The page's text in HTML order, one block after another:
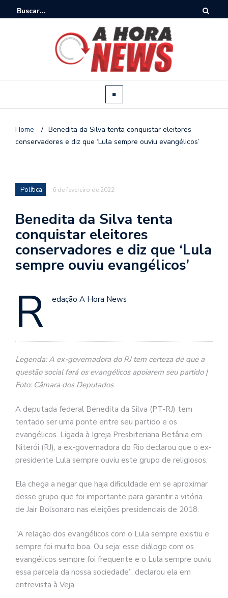
Home / Benedita da Silva tenta conquistar eleitores
conservadores e diz que ‘Lula sempre ouviu evangélicos’
Política 6 de fevereiro de 2022
Benedita da Silva tenta
conquistar eleitores
conservadores e diz que ‘Lula
sempre ouviu evangélicos’
R edação A Hora News
Legenda: A ex-governadora do RJ tem certeza de que a
questão social fará os evangélicos apoiarem seu partido |
Foto: Câmara dos Deputados
A deputada federal Benedita da Silva (PT-RJ) tem
tentado ser uma ponte entre seu partido e os
evangélicos. Ligada à Igreja Presbiteriana Betânia em
Niterói (RJ), a ex-governadora do Rio declarou que o ex-
presidente Lula sempre ouviu este grupo de religiosos.
Ela chega a negar que haja dificuldade em se aproximar
desse grupo que foi importante para garantir a vitória
de Jair Bolsonaro nas eleições presidenciais de 2018.
“A relação dos evangélicos com o Lula sempre existiu e
sempre foi muito boa. Ou seja: esse diálogo com os
evangélicos sempre foi frequente e o Lula sempre ouviu
essa parcela da nossa sociedade”, declarou ela em
entrevista à Veja.